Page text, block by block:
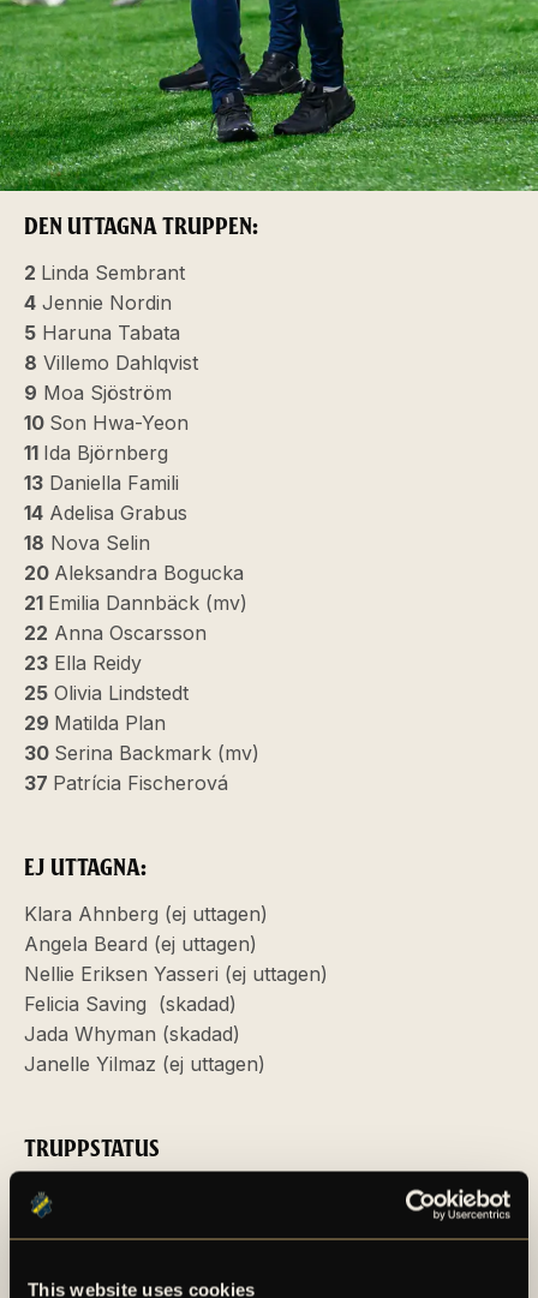
This website uses cookies
DEN UTTAGNA TRUPPEN:
2 Linda Sembrant
4 Jennie Nordin
5 Haruna Tabata
8 Villemo Dahlqvist
9 Moa Sjöström
10 Son Hwa-Yeon
11 Ida Björnberg
13 Daniella Famili
14 Adelisa Grabus
18 Nova Selin
20 Aleksandra Bogucka
21 Emilia Dannbäck (mv)
22 Anna Oscarsson
23 Ella Reidy
25 Olivia Lindstedt
29 Matilda Plan
30 Serina Backmark (mv)
37 Patrícia Fischerová
EJ UTTAGNA:
Klara Ahnberg (ej uttagen)
Angela Beard (ej uttagen)
Nellie Eriksen Yasseri (ej uttagen)
Felicia Saving (skadad)
Jada Whyman (skadad)
Janelle Yilmaz (ej uttagen)
TRUPPSTATUS
Klicka här för att se truppstatusen för vecka 42.
SÅ HÄR FÖLJER DU MATCHEN: